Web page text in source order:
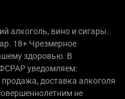
алкоголь, вино и сигары.
18+ Чрезмерное
здоровью. В
уведомляем:
доставка алкоголя
не